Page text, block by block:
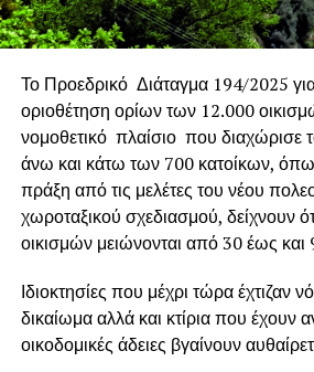
Το Προεδρικό Διάταγμα 194/2025
οριοθέτηση ορίων των 12.000
νομοθετικό πλαίσιο που διαχώρισε
άνω και κάτω των 700 κατοίκων,
πράξη από τις μελέτες του νέου
χωροταξικού σχεδιασμού, δείχνουν
οικισμών μειώνονται από 30 έως και
Ιδιοκτησίες που μέχρι τώρα έχτιζαν
δικαίωμα αλλά και κτίρια που έχουν
οικοδομικές άδειες βγαίνουν